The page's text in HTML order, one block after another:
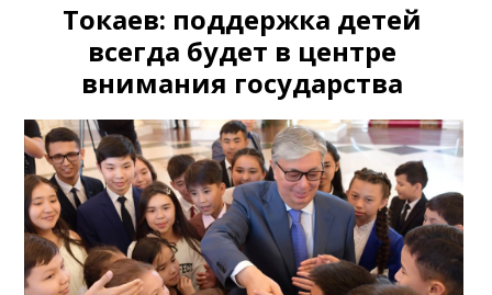
Токаев: поддержка детей
всегда будет в центре
внимания государства